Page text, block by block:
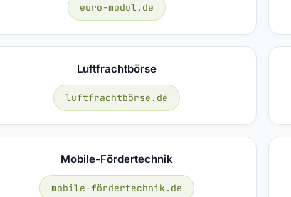
euro-modul.de
Luftfrachtbörse
luftfrachtbörse.de
Mobile-Fördertechnik
mobile-fördertechnik.de